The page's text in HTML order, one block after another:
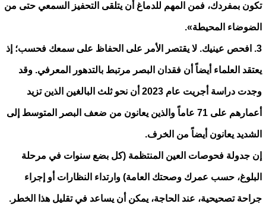
تكون بمفردك، فمن المهم للدماغ أن يتلقى التحفيز السمعي حتى من
الضوضاء المحيطة».
3. افحص عينيك. لا يقتصر الأمر على الحفاظ على سمعك فحسب؛ إذ
يعتقد العلماء أيضاً أن فقدان البصر مرتبط بالتدهور المعرفي. وقد
وجدت دراسة أجريت عام 2023 أن نحو ثلث البالغين الذين تزيد
أعمارهم على 71 عاماً والذين يعانون من ضعف البصر المتوسط إلى
الشديد يعانون أيضاً من الخرف.
إن جدولة فحوصات العين المنتظمة (كل بضع سنوات في مرحلة
البلوغ، حسب عمرك وصحتك العامة) وارتداء النظارات أو إجراء
جراحة تصحيحية، عند الحاجة، يمكن أن يساعد في تقليل هذا الخطر.